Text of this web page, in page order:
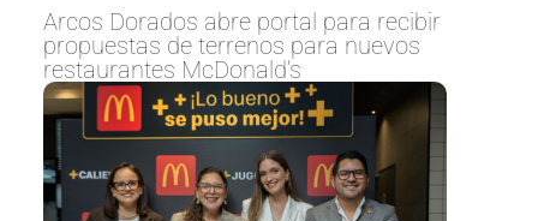
Arcos Dorados abre portal para recibir
propuestas de terrenos para nuevos
restaurantes McDonald’s